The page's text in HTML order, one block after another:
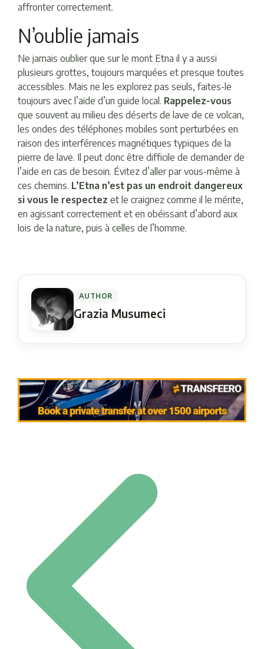
affronter correctement.
N’oublie jamais
Ne jamais oublier que sur le mont Etna il y a aussi
plusieurs grottes, toujours marquées et presque toutes
accessibles. Mais ne les explorez pas seuls, faites-le
toujours avec l’aide d’un guide local. Rappelez-vous
que souvent au milieu des déserts de lave de ce volcan,
les ondes des téléphones mobiles sont perturbées en
raison des interférences magnétiques typiques de la
pierre de lave. Il peut donc être difficile de demander de
l’aide en cas de besoin. Évitez d’aller par vous-même à
ces chemins. L’Etna n’est pas un endroit dangereux
si vous le respectez et le craignez comme il le mérite,
en agissant correctement et en obéissant d’abord aux
lois de la nature, puis à celles de l’homme.
AUTHOR
Grazia Musumeci